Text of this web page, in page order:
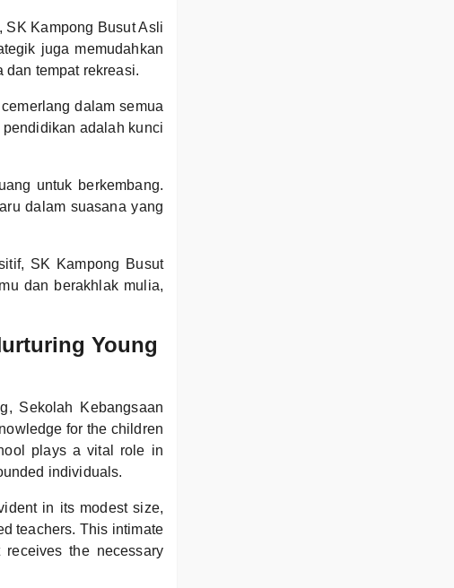
SK Kampong Busut Asli
juga memudahkan
dan tempat rekreasi.
dalam semua
adalah kunci
untuk berkembang.
dalam suasana yang
SK Kampong Busut
dan berakhlak mulia,
Young
Sekolah Kebangsaan
for the children
plays a vital role in
individuals.
in its modest size,
teachers. This intimate
the necessary